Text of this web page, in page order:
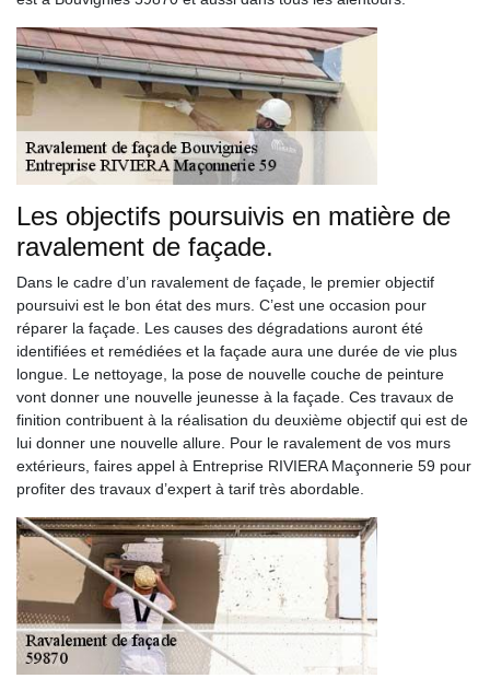
Les objectifs poursuivis en matière de
ravalement de façade.
Dans le cadre d’un ravalement de façade, le premier objectif
poursuivi est le bon état des murs. C’est une occasion pour
réparer la façade. Les causes des dégradations auront été
identifiées et remédiées et la façade aura une durée de vie plus
longue. Le nettoyage, la pose de nouvelle couche de peinture
vont donner une nouvelle jeunesse à la façade. Ces travaux de
finition contribuent à la réalisation du deuxième objectif qui est de
lui donner une nouvelle allure. Pour le ravalement de vos murs
extérieurs, faires appel à Entreprise RIVIERA Maçonnerie 59 pour
profiter des travaux d’expert à tarif très abordable.